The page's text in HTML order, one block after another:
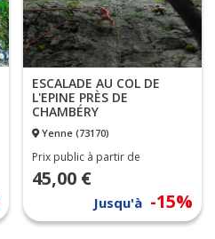
ESCALADE AU COL DE
L'EPINE PRÈS DE
CHAMBÉRY
Yenne (73170)
Prix public à partir de
45,00 €
Jusqu'à -15%